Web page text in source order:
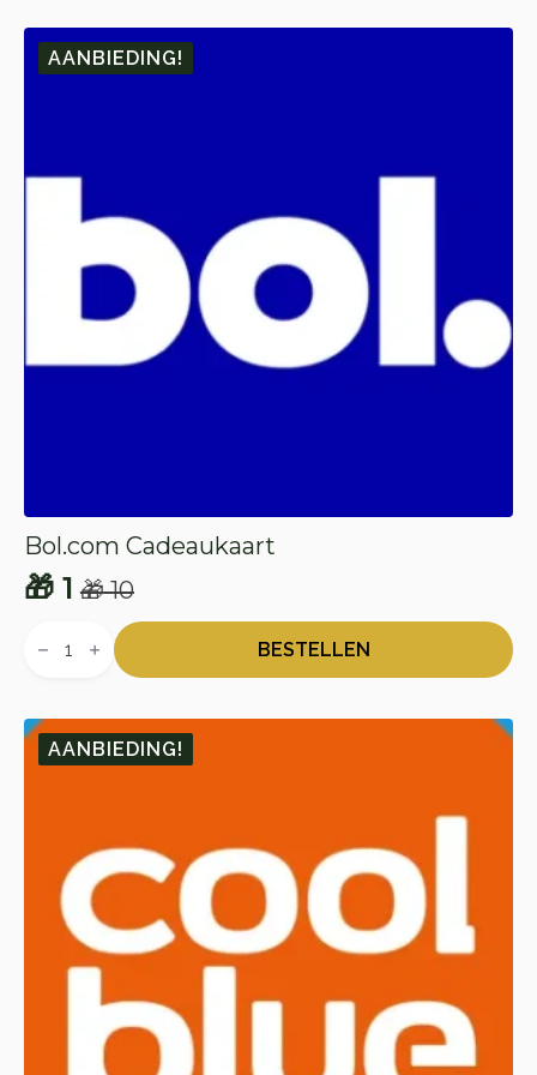
🎁 10.
🎁 1.
AANBIEDING!
Bol.com Cadeaukaart
🎁10
Oorspronkelijke
prijs
🎁 10.
🎁 1
Huidige
prijs
🎁 1.
Cadeaukaart
BESTELLEN
AANBIEDING!